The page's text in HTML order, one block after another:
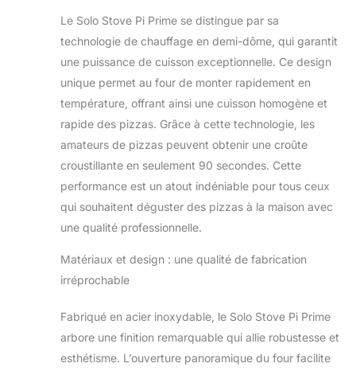
ouverture
panoramique
chauffage demi-
dôme de pointe,
produire des pizzas
de qualité artisanale
en 90 secondes, ce
qui est
four est conçu pour
répondre aux goûts
exigeants des
aficionados de la
et des
connaisseurs de
pizzas. Le four à
vers la perfection
en matière de
pizzas. SIMPLE ET
Le Solo Stove Pi Prime se distingue par sa
technologie de chauffage en demi-dôme, qui garantit
une puissance de cuisson exceptionnelle. Ce design
unique permet au four de monter rapidement en
température, offrant ainsi une cuisson homogène et
rapide des pizzas. Grâce à cette technologie, les
amateurs de pizzas peuvent obtenir une croûte
croustillante en seulement 90 secondes. Cette
performance est un atout indéniable pour tous ceux
qui souhaitent déguster des pizzas à la maison avec
une qualité professionnelle.
Matériaux et design : une qualité de fabrication
irréprochable
Fabriqué en acier inoxydable, le Solo Stove Pi Prime
arbore une finition remarquable qui allie robustesse et
esthétisme. L’ouverture panoramique du four facilite